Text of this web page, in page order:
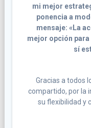
mi mejor
ponencia a
mensaje: «La
mejor opción
sí
Gracias a todos
compartido, por la
su flexibilidad y